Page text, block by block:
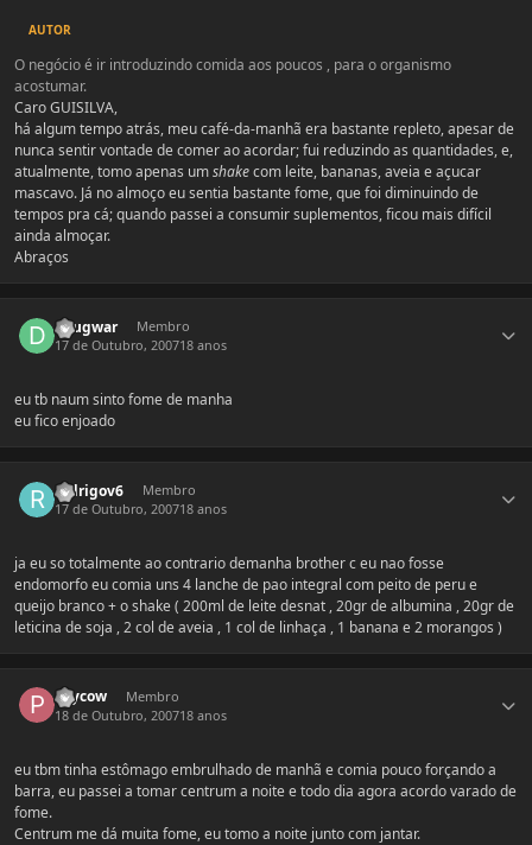
AUTOR
O negócio é ir introduzindo comida aos poucos , para o organismo
acostumar.
Caro GUISILVA,
há algum tempo atrás, meu café-da-manhã era bastante repleto, apesar de
nunca sentir vontade de comer ao acordar; fui reduzindo as quantidades, e,
atualmente, tomo apenas umshakecom leite, bananas, aveia e açucar
mascavo. Já no almoço eu sentia bastante fome, que foi diminuindo de
tempos pra cá; quando passei a consumir suplementos, ficou mais difícil
ainda almoçar.
Abraços
dougwar
Membro
17 de Outubro, 200718 anos
eu tb naum sinto fome de manha
eu fico enjoado
rodrigov6
Membro
17 de Outubro, 200718 anos
ja eu so totalmente ao contrario demanha brother c eu nao fosse
endomorfo eu comia uns 4 lanche de pao integral com peito de peru e
queijo branco + o shake ( 200ml de leite desnat , 20gr de albumina , 20gr de
leticina de soja , 2 col de aveia , 1 col de linhaça , 1 banana e 2 morangos )
Psycow
Membro
18 de Outubro, 200718 anos
eu tbm tinha estômago embrulhado de manhã e comia pouco forçando a
barra, eu passei a tomar centrum a noite e todo dia agora acordo varado de
fome.
Centrum me dá muita fome, eu tomo a noite junto com jantar.